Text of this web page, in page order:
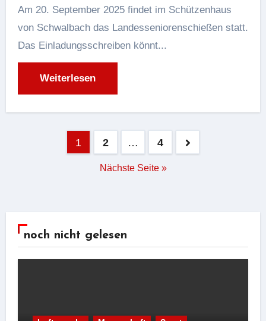
Am 20. September 2025 findet im Schützenhaus
von Schwalbach das Landesseniorenschießen statt.
Das Einladungsschreiben könnt...
Weiterlesen
Seitennummerierung
1 2 … 4
Nächste Seite »
noch nicht gelesen